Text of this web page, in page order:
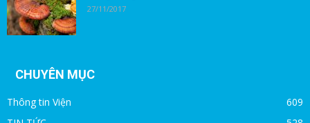
27/11/2017
CHUYÊN MỤC
Thông tin Viện
609